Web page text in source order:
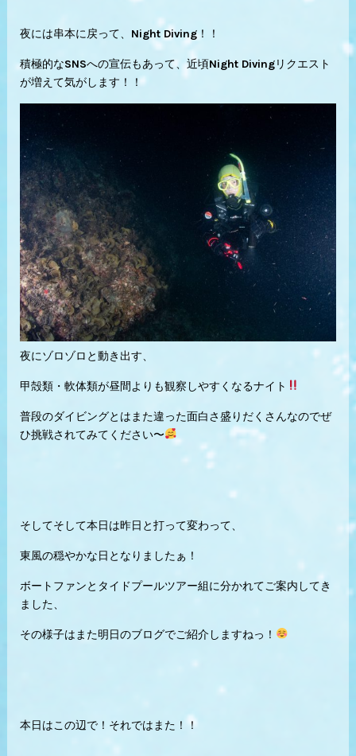
夜には串本に戻って、Night Diving！！
積極的なSNSへの宣伝もあって、近頃Night Divingリクエスト
が増えて気がします！！
夜にゾロゾロと動き出す、
甲殻類・軟体類が昼間よりも観察しやすくなるナイト
普段のダイビングとはまた違った面白さ盛りだくさんなのでぜ
ひ挑戦されてみてください〜
そしてそして本日は昨日と打って変わって、
東風の穏やかな日となりましたぁ！
ボートファンとタイドプールツアー組に分かれてご案内してき
ました、
その様子はまた明日のブログでご紹介しますねっ！
本日はこの辺で！それではまた！！